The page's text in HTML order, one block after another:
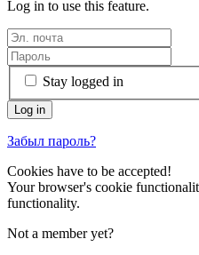
Log in to use this feature.
Stay logged in
Забыл пароль?
Cookies have to be accepted!
Your browser's cookie
functionality.
Not a member yet?